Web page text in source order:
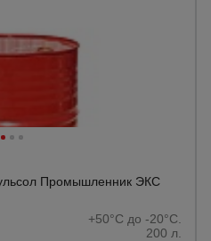
Промышленник ЭКС
+50°C до -20°C.
200 л.